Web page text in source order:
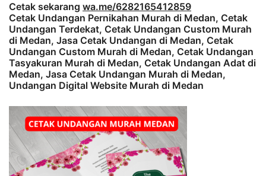
Cetak sekarang wa.me/6282165412859
Cetak Undangan Pernikahan Murah di Medan, Cetak
Undangan Terdekat, Cetak Undangan Custom Murah
di Medan, Jasa Cetak Undangan di Medan, Cetak
Undangan Custom Murah di Medan, Cetak Undangan
Tasyakuran Murah di Medan, Cetak Undangan Adat di
Medan, Jasa Cetak Undangan Murah di Medan,
Undangan Digital Website Murah di Medan